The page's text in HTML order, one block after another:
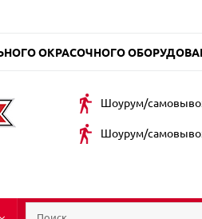
ОКРАСОЧНОГО
Шоурум/
Шоурум/